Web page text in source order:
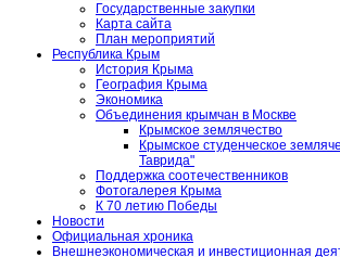
Государственные закупки
Карта сайта
План мероприятий
Республика Крым
История Крыма
География Крыма
Экономика
Объединения крымчан в Москве
Крымское землячество
Крымское студенческое
Таврида"
Поддержка соотечественников
Фотогалерея Крыма
К 70 летию Победы
Новости
Официальная хроника
Внешнеэкономическая и инвестиционная